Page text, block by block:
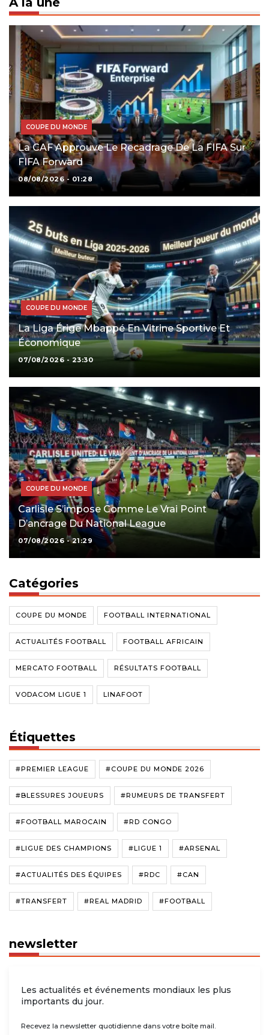
COUPE DU MONDE
La CAF Approuve Le Recadrage De La FIFA Sur
FIFA Forward
08/08/2026 - 01:28
COUPE DU MONDE
La Liga Érige Mbappé En Vitrine Sportive Et
Économique
07/08/2026 - 23:30
COUPE DU MONDE
Carlisle S’impose Comme Le Vrai Point
D’ancrage Du National League
07/08/2026 - 21:29
Catégories
COUPE DU MONDE FOOTBALL INTERNATIONAL
ACTUALITÉS FOOTBALL FOOTBALL AFRICAIN
MERCATO FOOTBALL RÉSULTATS FOOTBALL
VODACOM LIGUE 1 LINAFOOT
Étiquettes
#PREMIER LEAGUE #COUPE DU MONDE 2026
#BLESSURES JOUEURS #RUMEURS DE TRANSFERT
#FOOTBALL MAROCAIN #RD CONGO
#LIGUE DES CHAMPIONS #LIGUE 1 #ARSENAL
#ACTUALITÉS DES ÉQUIPES #RDC #CAN
#TRANSFERT #REAL MADRID #FOOTBALL
newsletter
Les actualités et événements mondiaux les plus
importants du jour.
Recevez la newsletter quotidienne dans votre boîte mail.